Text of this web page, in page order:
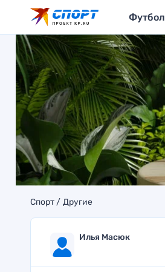
Футбол
Спорт Другие
Илья Масюк